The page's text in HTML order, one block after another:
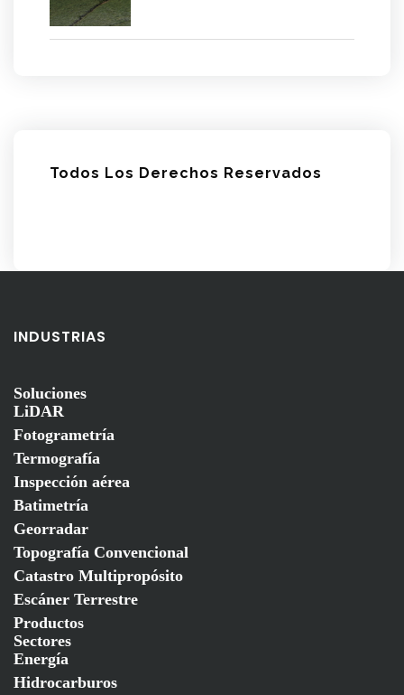
Todos Los Derechos Reservados
INDUSTRIAS
Soluciones
LiDAR
Fotogrametría
Termografía
Inspección aérea
Batimetría
Georradar
Topografía Convencional
Catastro Multipropósito
Escáner Terrestre
Productos
Sectores
Energía
Hidrocarburos